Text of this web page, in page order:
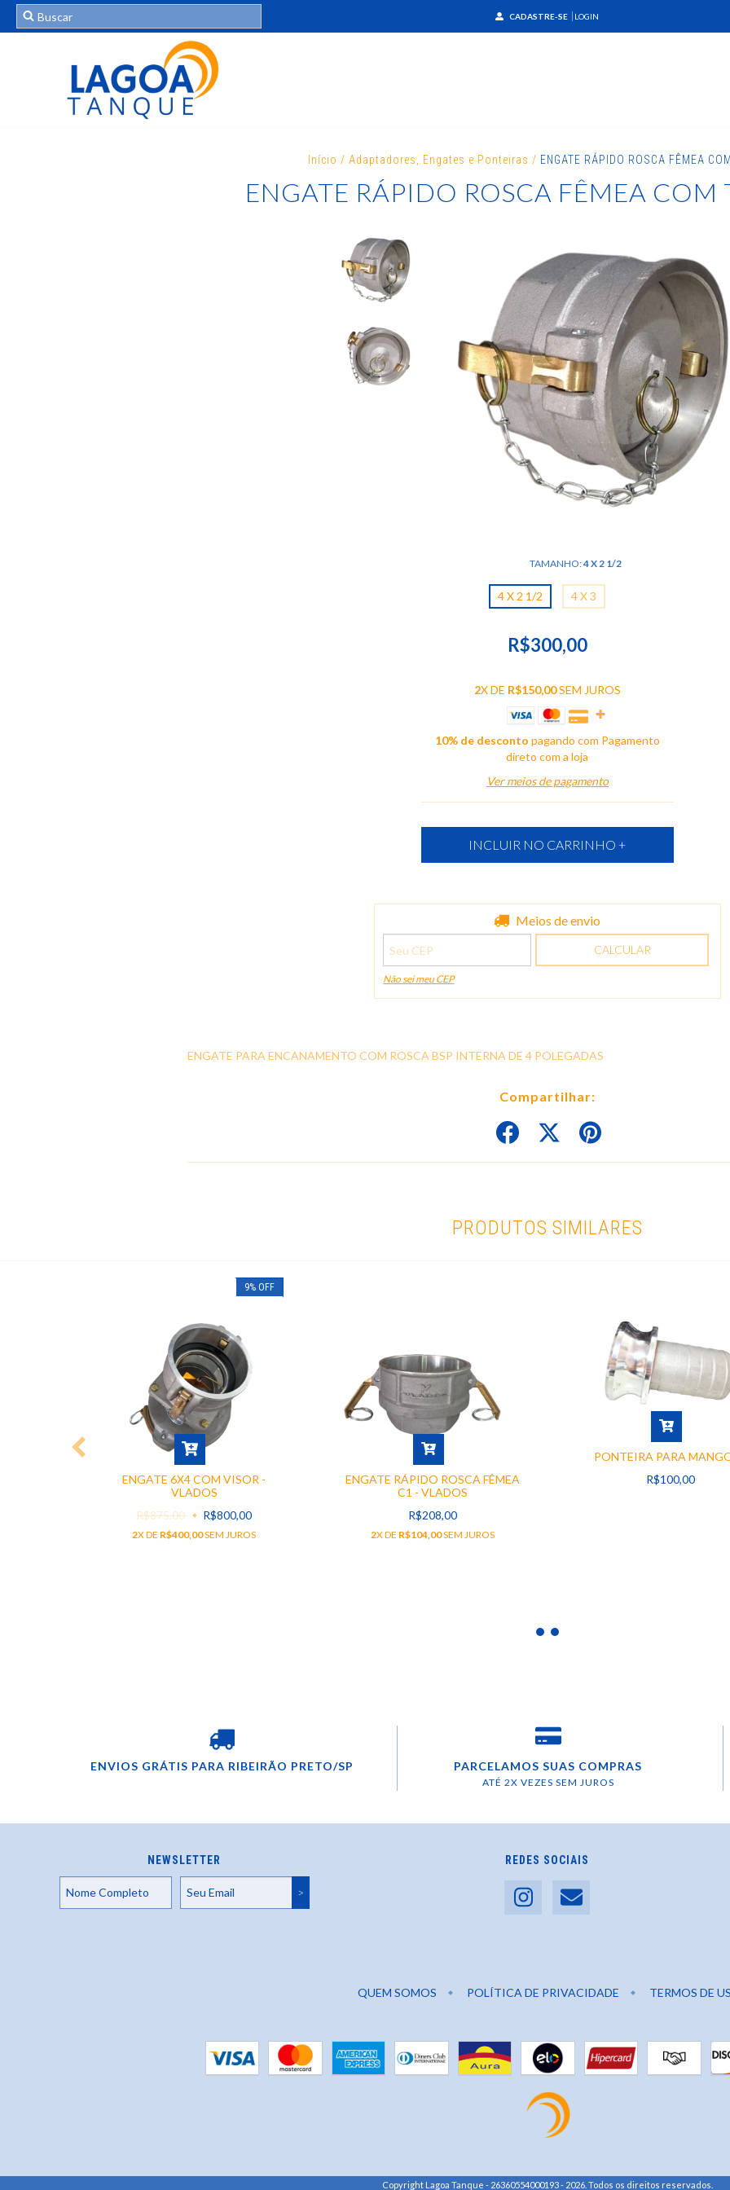
CADASTRE-SE LOGIN
Início / Adaptadores, Engates e Ponteiras / ENGATE RÁPIDO ROSCA FÊMEA
ENGATE RÁPIDO ROSCA FÊMEA
TAMANHO:4 X 2 1/2
4 X 2 1/2 4 X 3
R$300,00
2X DE R$150,00SEM JUROS
10% de desconto pagando com Pagamento
direto com a loja
Ver meios de pagamento
Meios de envio
CALCULAR
Não sei meu CEP
ENGATE PARA ENCANAMENTO COM ROSCA BSP INTERNA DE 4 POLEGADAS
Compartilhar:
PRODUTOS SIMILARES
9%OFF
ENGATE 6X4 COM VISOR -
VLADOS
R$875,00
R$800,00
2X DE R$400,00SEM JUROS
ENGATE RÁPIDO ROSCA FÊMEA
C1 - VLADOS
R$208,00
2X DE R$104,00SEM JUROS
PONTEIRA PARA
R$100,00
ENVIOS GRÁTIS PARA RIBEIRÃO PRETO/SP PARCELAMOS SUAS COMPRAS
ATÉ 2X VEZES SEM JUROS
NEWSLETTER REDES SOCIAIS
QUEM SOMOS POLÍTICA DE PRIVACIDADE TERMOS DE
Copyright Lagoa Tanque - 26360554000193 - 2026. Todos os direitos reservados.